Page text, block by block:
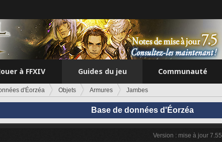
à FFXIV Guides du jeu Communauté
d'Éorzéa Objets Armures Jambes
Base de données d'Éorzéa
Version : mise à jour 7.55